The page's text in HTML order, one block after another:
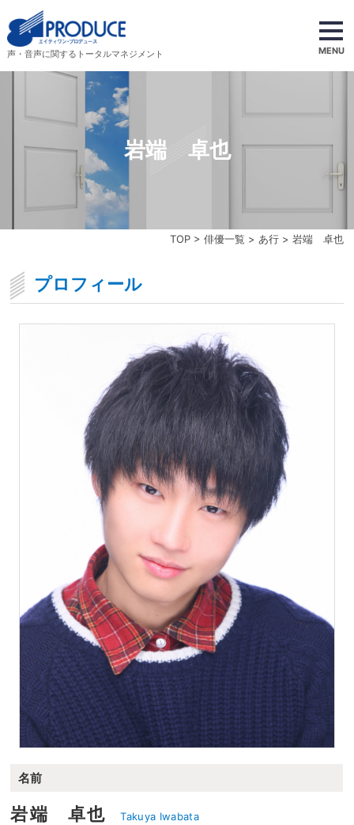
声・音声に関するトータルマネジメント MENU
TOP> 俳優一覧 > あ行> 岩端 卓也
岩端 卓也
プロフィール
名前
岩端 卓也
Takuya Iwabata